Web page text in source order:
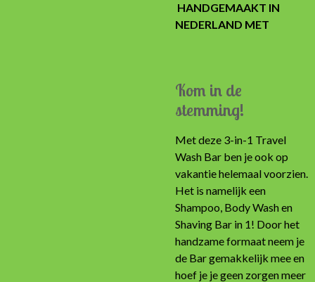
HANDGEMAAKT IN
NEDERLAND MET
Kom in de
stemming!
Met deze 3-in-1 Travel
Wash Bar ben je ook op
vakantie helemaal voorzien.
Het is namelijk een
Shampoo, Body Wash en
Shaving Bar in 1! Door het
handzame formaat neem je
de Bar gemakkelijk mee en
hoef je je geen zorgen meer